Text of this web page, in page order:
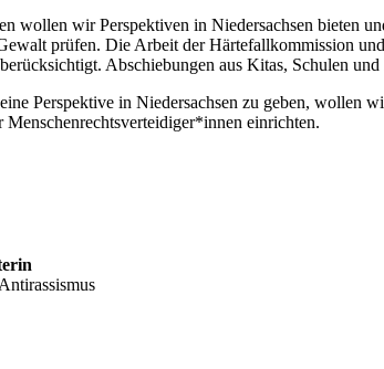
wollen wir Perspektiven in Niedersachsen bieten
prüfen. Die Arbeit der Härtefallkommission
Abschiebungen aus Kitas, Schulen
Perspektive in Niedersachsen zu geben, wollen
einrichten.